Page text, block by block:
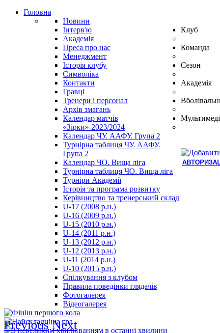
Головна
Новини
Інтерв'ю
Академія
Преса про нас
Клуб
Менеджмент
Історія клубу
Символіка
Контакти
Команда
Гравці
Тренери і персонал
Архів змагань
Сезон
Календар матчів
«Зірки»-2023/2024
Календар ЧУ. ААФУ. Група 2
Турнірна таблиця ЧУ. ААФУ.
Група 2
Календар ЧО. Вища ліга
Турнірна таблиця ЧО. Вища ліга
Академія
Турніри Академії
Історія та програма розвитку
Керівництво та тренерський склад
U-17 (2008 р.н.)
U-16 (2009 р.н.)
U-15 (2010 р.н.)
U-14 (2011 р.н.)
U-13 (2012 р.н.)
U-12 (2013 р.н.)
U-11 (2014 р.н.)
U-10 (2015 р.н.)
Спілкування з клубом
Правила поведінки глядачів
Фотогалерея
Відеогалерея
Previous Next